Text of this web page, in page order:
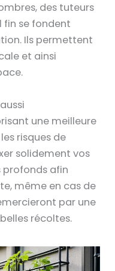
des tuteurs
fin se fondent
Ils permettent
et ainsi
une meilleure
risques de
solidement vos
afin
même en cas de
par une
récoltes.